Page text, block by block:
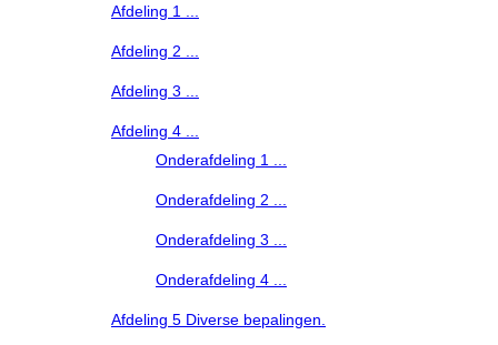
Afdeling 1 ...
Afdeling 2 ...
Afdeling 3 ...
Afdeling 4 ...
Onderafdeling 1 ...
Onderafdeling 2 ...
Onderafdeling 3 ...
Onderafdeling 4 ...
Afdeling 5 Diverse bepalingen.